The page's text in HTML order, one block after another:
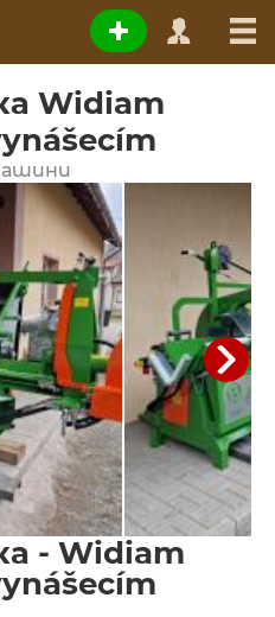
Widiam
- Widiam